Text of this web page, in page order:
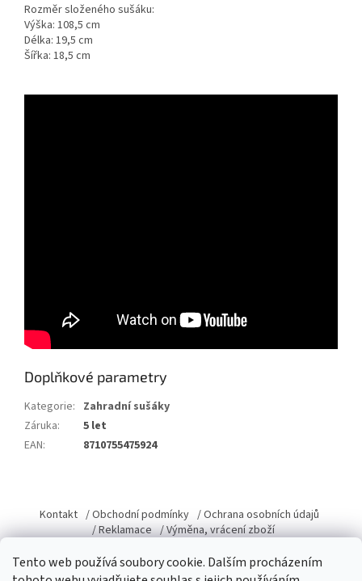
Tento web používá soubory cookie. Dalším procházením
Rozměr složeného sušáku:
Výška: 108,5 cm
Délka: 19,5 cm
Šířka: 18,5 cm
Doplňkové parametry
Kategorie: Zahradní sušáky
Záruka:
5 let
EAN: 8710755475924
p
a
Kontakt / Obchodní podmínky / Ochrana osobních údajů
/ Reklamace / Výměna, vrácení zboží